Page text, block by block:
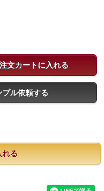
文カートに入れる
プル依頼する
れる